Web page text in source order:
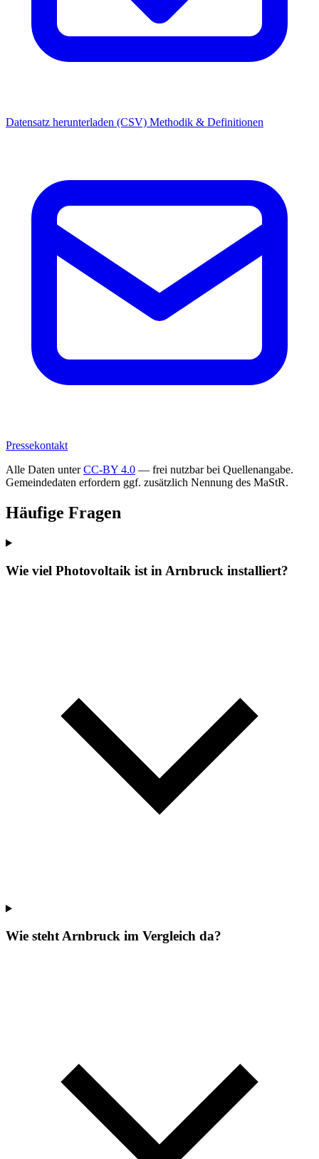
Datensatz herunterladen (CSV) Methodik & Definitionen
Pressekontakt
Alle Daten unterCC-BY 4.0 — frei nutzbar bei Quellenangabe.
Gemeindedaten erfordern ggf. zusätzlich Nennung des MaStR.
Häufige Fragen
Wie viel Photovoltaik ist in Arnbruck installiert?
Wie steht Arnbruck im Vergleich da?